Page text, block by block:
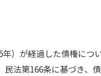
）が経過した債権につ
法第166条に基づき、